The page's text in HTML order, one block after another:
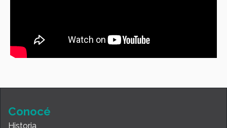
Conocé
Historia